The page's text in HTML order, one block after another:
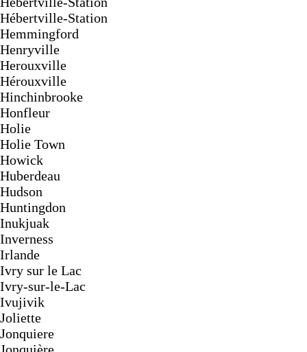
Hébertville-Station
Hemmingford
Henryville
Herouxville
Hérouxville
Hinchinbrooke
Honfleur
Holie
Holie Town
Howick
Huberdeau
Hudson
Huntingdon
Inukjuak
Inverness
Irlande
Ivry sur le Lac
Ivry-sur-le-Lac
Ivujivik
Joliette
Jonquiere